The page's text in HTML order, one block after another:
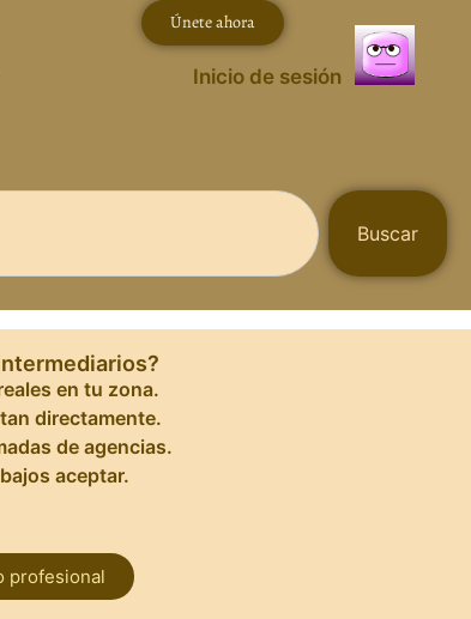
Únete ahora
Inicio de sesión
Buscar
en tu zona.
directamente.
de agencias.
aceptar.
profesional